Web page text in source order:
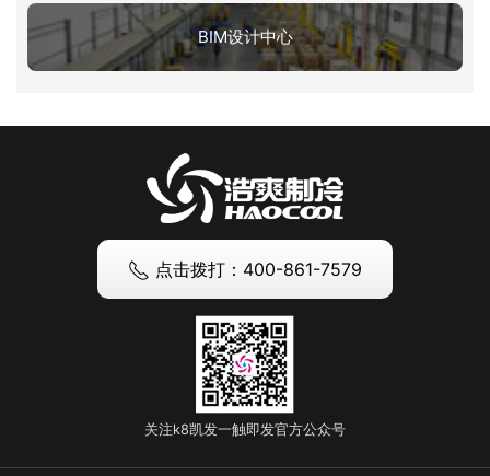
BIM设计中心
点击拨打：400-861-7579
关注k8凯发一触即发官方公众号